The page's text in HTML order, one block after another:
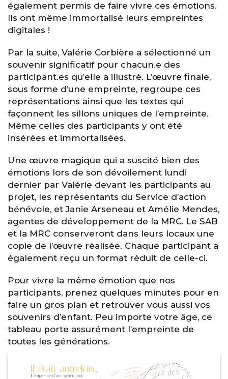
également permis de faire vivre ces émotions.
Ils ont même immortalisé leurs empreintes
digitales !
Par la suite, Valérie Corbière a sélectionné un
souvenir significatif pour chacun.e des
participant.es qu’elle a illustré. L’œuvre finale,
sous forme d’une empreinte, regroupe ces
représentations ainsi que les textes qui
façonnent les sillons uniques de l’empreinte.
Même celles des participants y ont été
insérées et immortalisées.
Une œuvre magique qui a suscité bien des
émotions lors de son dévoilement lundi
dernier par Valérie devant les participants au
projet, les représentants du Service d’action
bénévole, et Janie Arseneau et Amélie Mendes,
agentes de développement de la MRC. Le SAB
et la MRC conserveront dans leurs locaux une
copie de l’œuvre réalisée. Chaque participant a
également reçu un format réduit de celle-ci.
Pour vivre la même émotion que nos
participants, prenez quelques minutes pour en
faire un gros plan et retrouver vous aussi vos
souvenirs d’enfant. Peu importe votre âge, ce
tableau porte assurément l’empreinte de
toutes les générations.